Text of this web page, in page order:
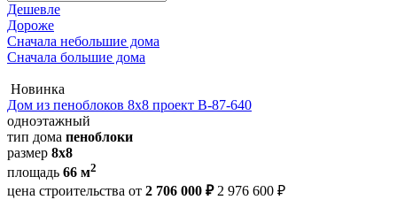
Дешевле
Дороже
Сначала небольшие дома
Сначала большие дома
Новинка
Дом из пеноблоков 8х8 проект В-87-640
одноэтажный
тип дома пеноблоки
размер 8x8
площадь 66 м2
цена строительства от 2 706 000 ₽ 2 976 600 ₽